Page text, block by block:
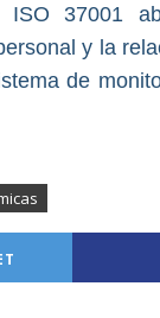
ISO 37001
y la
de